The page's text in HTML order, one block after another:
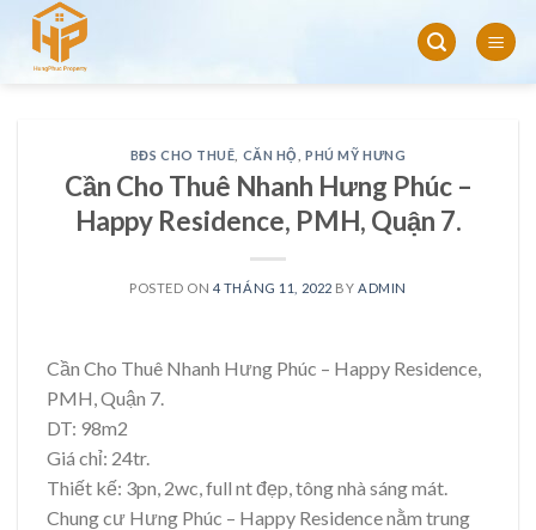
Skip
content
BĐS CHO THUÊ CĂN HỘ ,PHÚ MỸ HƯNG
Cần Cho Thuê Nhanh Hưng Phúc –
Happy Residence, PMH, Quận 7.
POSTED ON 4 THÁNG 11, 2022 BY ADMIN
Cần Cho Thuê Nhanh Hưng Phúc – Happy Residence,
PMH, Quận 7.
DT: 98m2
Giá chỉ: 24tr.
Thiết kế: 3pn, 2wc, full nt đẹp, tông nhà sáng mát.
Chung cư Hưng Phúc – Happy Residence nằm trung